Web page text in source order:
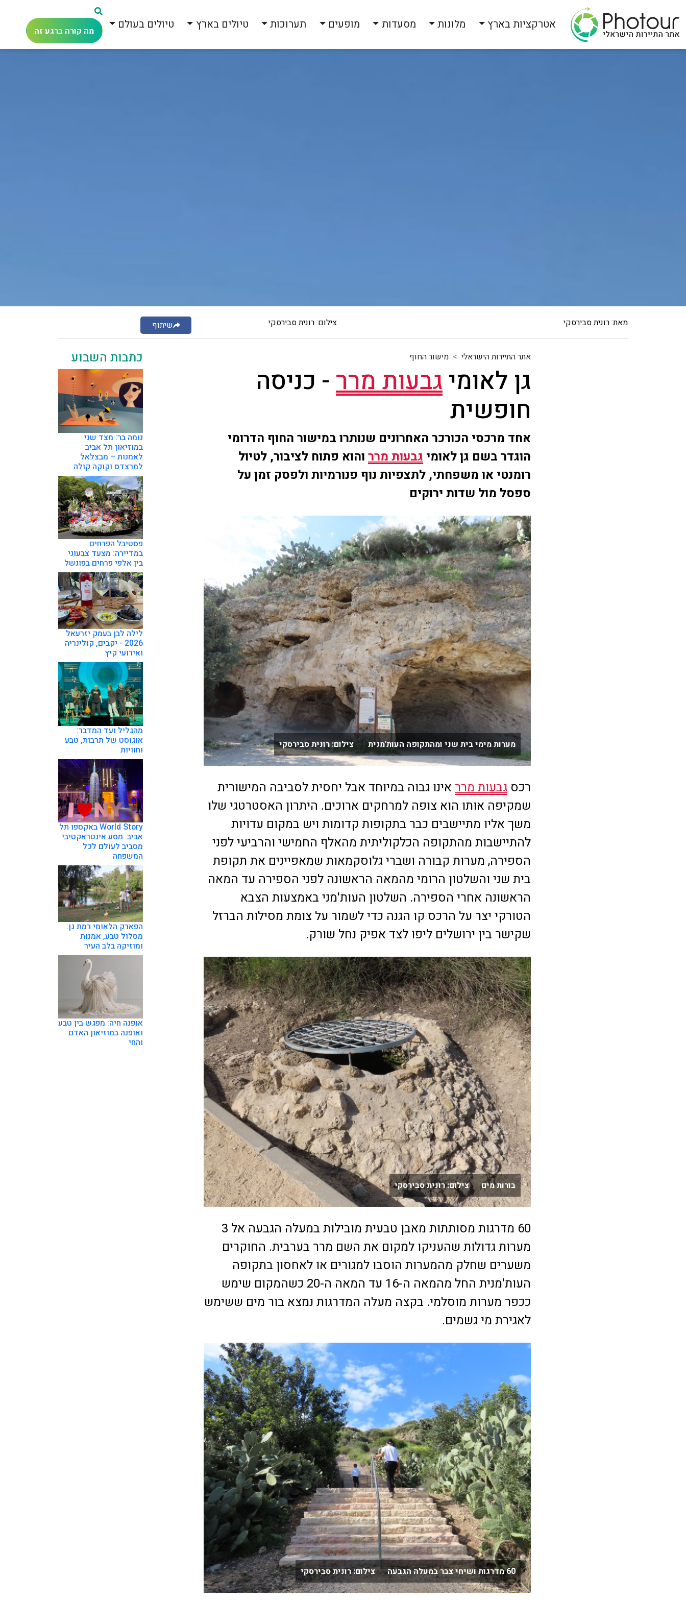
אטרקציות בארץ מלונות מסעדות מופעים תערוכות טיולים בארץ טיולים בעולם מה קורה ברגע זה
מאת: רונית סבירסקי צילום: רונית סבירסקי שיתוף
אתר התיירות הישראלי מישור החוף
גן לאומיגבעות מרר - כניסה
חופשית
אחד מרכסי הכורכר האחרונים שנותרו במישור החוף הדרומי
הוגדר בשם גן לאומי גבעות מרר והוא פתוח לציבור, לטיול
רומנטי או משפחתי, לתצפיות נוף פנורמיות ולפסק זמן על
ספסל מול שדות ירוקים
מערות מימי בית שני ומהתקופה העות'מנית צילום: רונית סבירסקי
רכס גבעות מרר אינו גבוה במיוחד אבל יחסית לסביבה המישורית
שמקיפה אותו הוא צופה למרחקים ארוכים. היתרון האסטרטגי שלו
משך אליו מתיישבים כבר בתקופות קדומות ויש במקום עדויות
להתיישבות מהתקופה הכלקוליתית מהאלף החמישי והרביעי לפני
הספירה, מערות קבורה ושברי גלוסקמאות שמאפיינים את תקופת
בית שני והשלטון הרומי מהמאה הראשונה לפני הספירה עד המאה
הראשונה אחרי הספירה. השלטון העות'מני באמצעות הצבא
הטורקי יצר על הרכס קו הגנה כדי לשמור על צומת מסילות הברזל
שקישר בין ירושלים ליפו לצד אפיק נחל שורק.
בורות מים צילום: רונית סבירסקי
60 מדרגות מסותתות מאבן טבעית מובילות במעלה הגבעה אל 3
מערות גדולות שהעניקו למקום את השם מרר בערבית. החוקרים
משערים שחלק מהמערות הוסבו למגורים או לאחסון בתקופה
העות'מנית החל מהמאה ה-16 עד המאה ה-20 כשהמקום שימש
ככפר מערות מוסלמי. בקצה מעלה המדרגות נמצא בור מים ששימש
לאגירת מי גשמים.
60 מדרגות ושיחי צבר במעלה הגבעה צילום: רונית סבירסקי
כתבות השבוע
נומה בר: מצד שני
במוזיאון תל אביב
לאמנות – מבצלאל
למרצדס וקוקה קולה
פסטיבל הפרחים
במדיירה: מצעד צבעוני
בין אלפי פרחים בפונשל
לילה לבן בעמק יזרעאל
2026 - יקבים, קולינריה
ואירועי קיץ
מהגליל ועד המדבר:
אוגוסט של תרבות, טבע
וחוויות
World Story באקספו תל
אביב: מסע אינטראקטיבי
מסביב לעולם לכל
המשפחה
הפארק הלאומי רמת גן:
מסלול טבע, אמנות
ומוזיקה בלב העיר
אופנה חיה: מפגש בין טבע
ואופנה במוזיאון האדם
והחי